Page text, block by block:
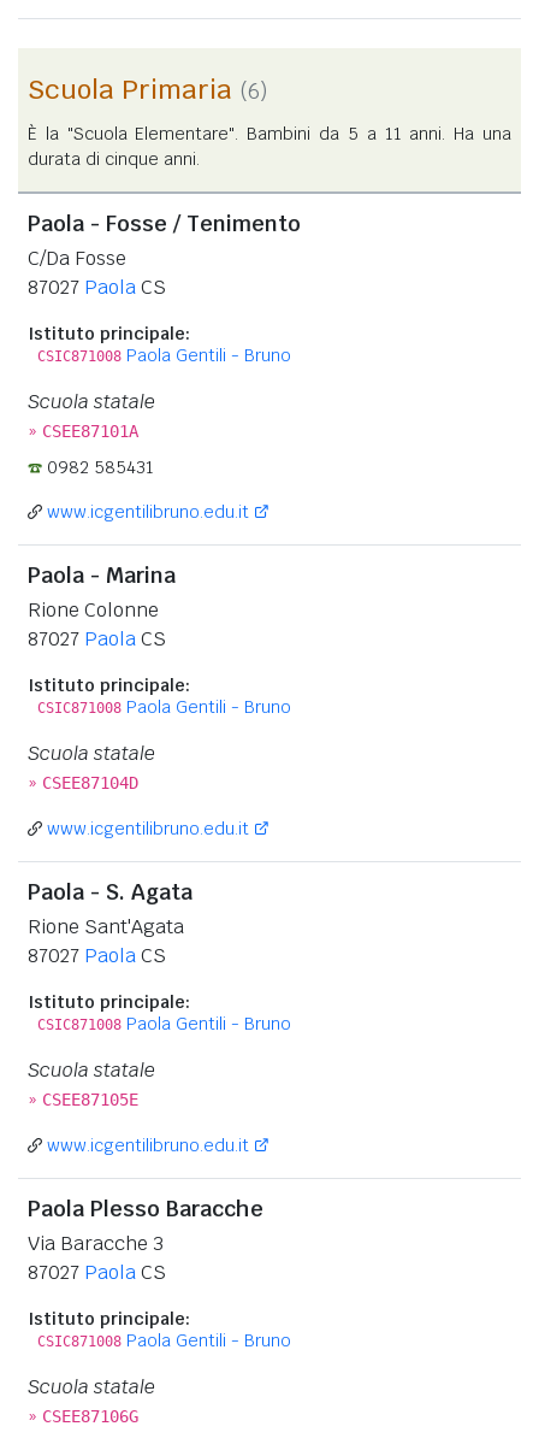
Scuola Primaria (6)
È la "Scuola Elementare". Bambini da 5 a 11 anni. Ha una
durata di cinque anni.
Paola - Fosse / Tenimento
C/Da Fosse
87027 PaolaCS
Istituto principale:
CSIC871008 Paola Gentili - Bruno
Scuola statale
» CSEE87101A
0982 585431
www.icgentilibruno.edu.it
Paola - Marina
Rione Colonne
87027 PaolaCS
Istituto principale:
CSIC871008 Paola Gentili - Bruno
Scuola statale
» CSEE87104D
www.icgentilibruno.edu.it
Paola - S. Agata
Rione Sant'Agata
87027 PaolaCS
Istituto principale:
CSIC871008 Paola Gentili - Bruno
Scuola statale
» CSEE87105E
www.icgentilibruno.edu.it
Paola Plesso Baracche
Via Baracche 3
87027 PaolaCS
Istituto principale:
CSIC871008 Paola Gentili - Bruno
Scuola statale
» CSEE87106G